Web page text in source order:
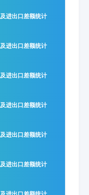
进出口差额统计
进出口差额统计
进出口差额统计
进出口差额统计
进出口差额统计
进出口差额统计